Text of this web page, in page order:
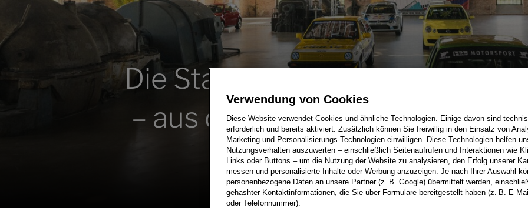
Die Starken, die Schnellen, die
– aus dem
Geschichte
Verwendung von Cookies
Diese Website verwendet Cookies und ähnliche Technologien. Einige davon sind
erforderlich und bereits aktiviert. Zusätzlich können Sie freiwillig in den Einsatz von
Marketing und Personalisierungs-Technologien einwilligen. Diese Technologien helfen
Nutzungsverhalten auszuwerten – einschließlich Seitenaufrufen und Interaktionen wie
Links oder Buttons – um die Nutzung der Website zu analysieren, den Erfolg unserer
messen und personalisierte Inhalte oder Werbung anzuzeigen. Je nach Ihrer Auswahl
personenbezogene Daten an unsere Partner (z. B. Google) übermittelt werden,
gehashter Kontaktinformationen, die Sie über Formulare bereitgestellt haben (z. B. E
oder Telefonnummer).